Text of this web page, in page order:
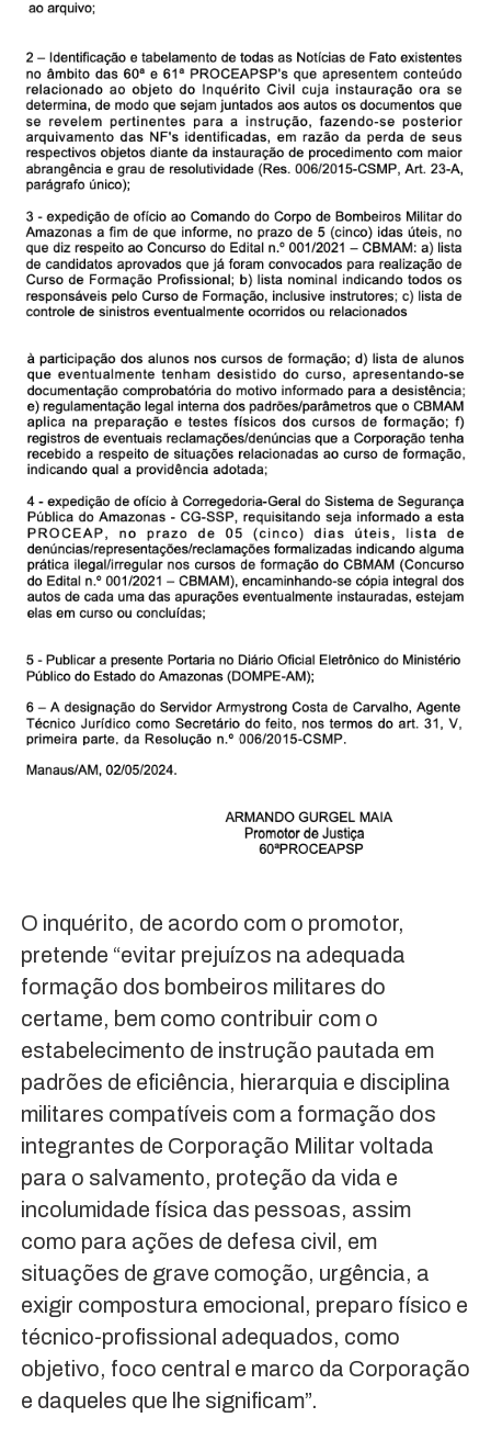
O inquérito, de acordo com o promotor,
pretende “evitar prejuízos na adequada
formação dos bombeiros militares do
certame, bem como contribuir com o
estabelecimento de instrução pautada em
padrões de eficiência, hierarquia e disciplina
militares compatíveis com a formação dos
integrantes de Corporação Militar voltada
para o salvamento, proteção da vida e
incolumidade física das pessoas, assim
como para ações de defesa civil, em
situações de grave comoção, urgência, a
exigir compostura emocional, preparo físico e
técnico-profissional adequados, como
objetivo, foco central e marco da Corporação
e daqueles que lhe significam”.